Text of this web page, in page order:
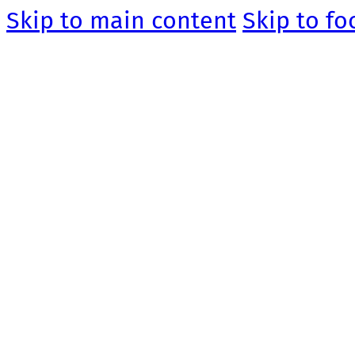
Skip to main content Skip to